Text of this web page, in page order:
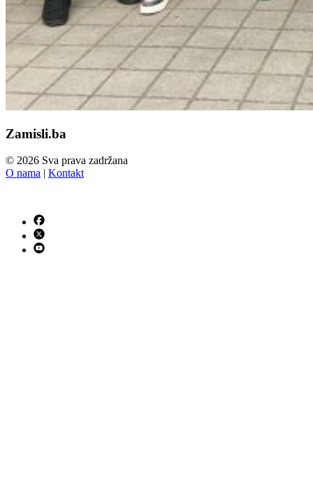
Zamisli.ba
© 2026 Sva prava zadržana
O nama | Kontakt